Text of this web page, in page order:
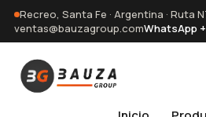
Recreo, Santa Fe · Argentina · Ruta
ventas@bauzagroup.comWhatsApp